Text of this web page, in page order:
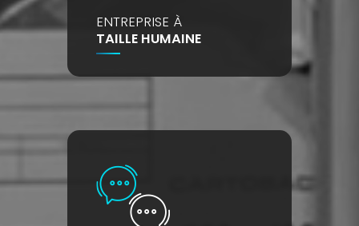
ENTREPRISE À
TAILLE HUMAINE